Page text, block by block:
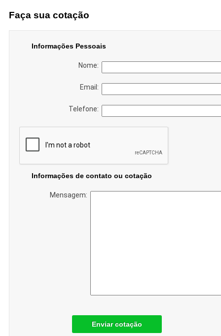
Faça sua cotação
Informações Pessoais
Nome:
Email:
Telefone:
Informações de contato ou cotação
Mensagem:
Enviar cotação